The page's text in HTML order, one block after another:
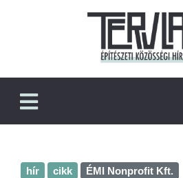
hír cikk ÉMI Nonprofit Kft.